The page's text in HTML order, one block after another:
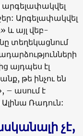
արգելափակվել
Արգելափակվել
և այլ վեբ-
տեղեկացնում
այդպես էլ
թե ինչու են
– ասում է
Ալինա Ռադուն:
չէ,